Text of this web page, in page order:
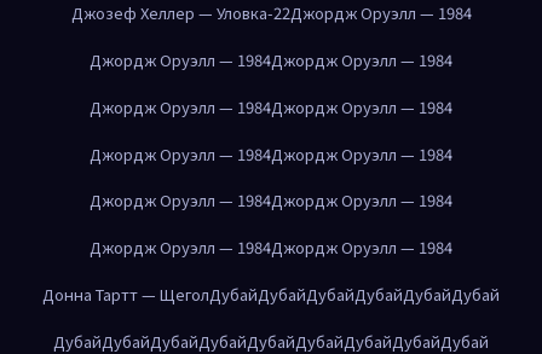
Джозеф Хеллер — Уловка-22Джордж Оруэлл — 1984
Джордж Оруэлл — 1984Джордж Оруэлл — 1984
Джордж Оруэлл — 1984Джордж Оруэлл — 1984
Джордж Оруэлл — 1984Джордж Оруэлл — 1984
Джордж Оруэлл — 1984Джордж Оруэлл — 1984
Джордж Оруэлл — 1984Джордж Оруэлл — 1984
Донна Тартт — ЩеголДубайДубайДубайДубайДубайДубай
ДубайДубайДубайДубайДубайДубайДубайДубайДубай